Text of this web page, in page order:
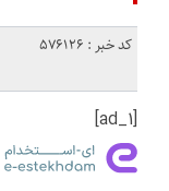
کد خبر : 576126
[ad_1]